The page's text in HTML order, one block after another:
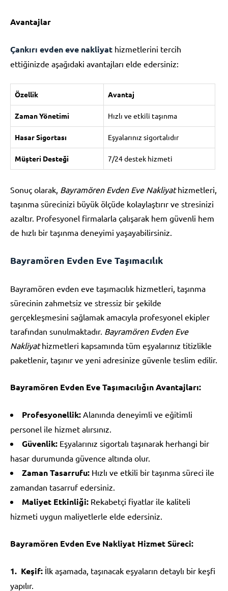
Avantajlar
Çankırı evden eve nakliyat hizmetlerini tercih
ettiğinizde aşağıdaki avantajları elde edersiniz:
Özellik Avantaj
Zaman Yönetimi Hızlı ve etkili taşınma
Hasar Sigortası Eşyalarınız sigortalıdır
Müşteri Desteği 7/24 destek hizmeti
Sonuç olarak, Bayramören Evden Eve Nakliyathizmetleri,
taşınma sürecinizi büyük ölçüde kolaylaştırır ve stresinizi
azaltır. Profesyonel firmalarla çalışarak hem güvenli hem
de hızlı bir taşınma deneyimi yaşayabilirsiniz.
Bayramören Evden Eve Taşımacılık
Bayramören evden eve taşımacılık hizmetleri, taşınma
sürecinin zahmetsiz ve stressiz bir şekilde
gerçekleşmesini sağlamak amacıyla profesyonel ekipler
tarafından sunulmaktadır. Bayramören Evden Eve
Nakliyathizmetleri kapsamında tüm eşyalarınız titizlikle
paketlenir, taşınır ve yeni adresinize güvenle teslim edilir.
Bayramören Evden Eve Taşımacılığın Avantajları:
Profesyonellik: Alanında deneyimli ve eğitimli
personel ile hizmet alırsınız.
Güvenlik: Eşyalarınız sigortalı taşınarak herhangi bir
hasar durumunda güvence altında olur.
Zaman Tasarrufu: Hızlı ve etkili bir taşınma süreci ile
zamandan tasarruf edersiniz.
Maliyet Etkinliği: Rekabetçi fiyatlar ile kaliteli
hizmeti uygun maliyetlerle elde edersiniz.
Bayramören Evden Eve Nakliyat Hizmet Süreci:
Keşif: İlk aşamada, taşınacak eşyaların detaylı bir keşfi
yapılır.